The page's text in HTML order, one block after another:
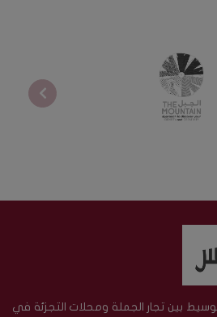
بين تجار الجملة ومحلات التجزئة في